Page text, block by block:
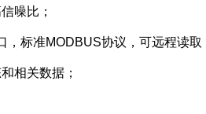
噪比；
，标准MODBUS协议，可远程读取
相关数据；